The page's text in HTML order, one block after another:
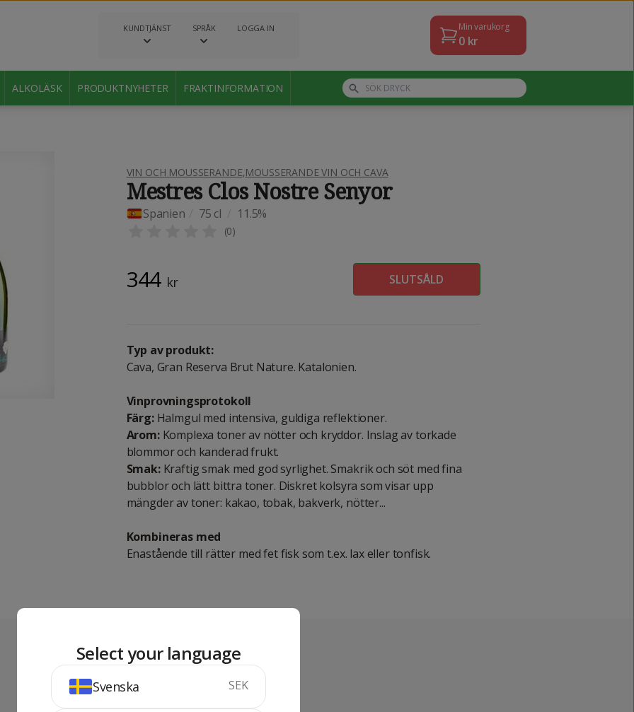
KUNDTJÄNST SPRÅK LOGGA IN Min varukorg
0kr
ALKOLÄSK PRODUKTNYHETER FRAKTINFORMATION
VIN OCH MOUSSERANDE,MOUSSERANDE VIN OCH CAVA
Mestres Clos Nostre Senyor
Spanien 75 cl 11.5%
(0)
344 kr SLUTSÅLD
Typ av produkt:
Cava, Gran Reserva Brut Nature. Katalonien.
Vinprovningsprotokoll
Färg:Halmgul med intensiva, guldiga reflektioner.
Arom:Komplexa toner av nötter och kryddor. Inslag av torkade
blommor och kanderad frukt.
Smak:Kraftig smak med god syrlighet. Smakrik och söt med fina
bubblor och lätt bittra toner. Diskret kolsyra som visar upp
mängder av toner: kakao, tobak, bakverk, nötter...
Kombineras med
Enastående till rätter med fet fisk som t.ex. lax eller tonfisk.
Select your language
Svenska SEK